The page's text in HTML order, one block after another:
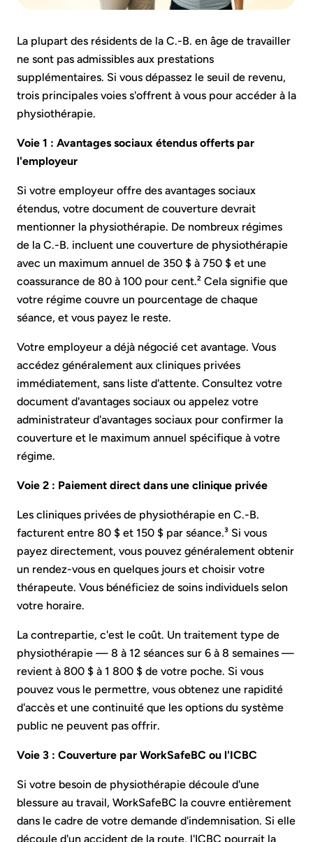
La plupart des résidents de la C.-B. en âge de travailler
ne sont pas admissibles aux prestations
supplémentaires. Si vous dépassez le seuil de revenu,
trois principales voies s'offrent à vous pour accéder à la
physiothérapie.
Voie 1 : Avantages sociaux étendus offerts par
l'employeur
Si votre employeur offre des avantages sociaux
étendus, votre document de couverture devrait
mentionner la physiothérapie. De nombreux régimes
de la C.-B. incluent une couverture de physiothérapie
avec un maximum annuel de 350 $ à 750 $ et une
coassurance de 80 à 100 pour cent.² Cela signifie que
votre régime couvre un pourcentage de chaque
séance, et vous payez le reste.
Votre employeur a déjà négocié cet avantage. Vous
accédez généralement aux cliniques privées
immédiatement, sans liste d'attente. Consultez votre
document d'avantages sociaux ou appelez votre
administrateur d'avantages sociaux pour confirmer la
couverture et le maximum annuel spécifique à votre
régime.
Voie 2 : Paiement direct dans une clinique privée
Les cliniques privées de physiothérapie en C.-B.
facturent entre 80 $ et 150 $ par séance.³ Si vous
payez directement, vous pouvez généralement obtenir
un rendez-vous en quelques jours et choisir votre
thérapeute. Vous bénéficiez de soins individuels selon
votre horaire.
La contrepartie, c'est le coût. Un traitement type de
physiothérapie — 8 à 12 séances sur 6 à 8 semaines —
revient à 800 $ à 1 800 $ de votre poche. Si vous
pouvez vous le permettre, vous obtenez une rapidité
d'accès et une continuité que les options du système
public ne peuvent pas offrir.
Voie 3 : Couverture par WorkSafeBC ou l'ICBC
Si votre besoin de physiothérapie découle d'une
blessure au travail, WorkSafeBC la couvre entièrement
dans le cadre de votre demande d'indemnisation. Si elle
découle d'un accident de la route, l'ICBC pourrait la